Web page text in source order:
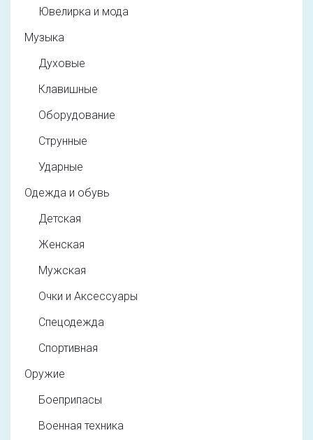
Ювелирка и мода
Музыка
Духовые
Клавишные
Оборудование
Струнные
Ударные
Одежда и обувь
Детская
Женская
Мужская
Очки и Аксессуары
Спецодежда
Спортивная
Оружие
Боеприпасы
Военная техника